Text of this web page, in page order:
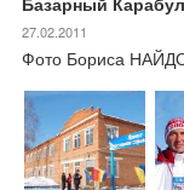
27.02.2011
Фото Бориса